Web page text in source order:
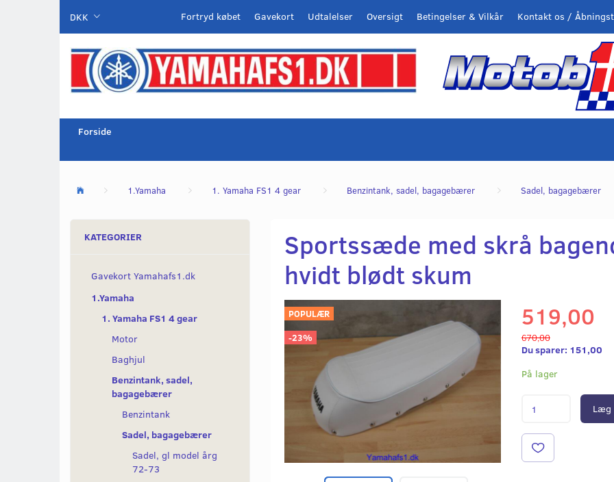
DKK Kontakt os /
Betingelser & Vilkår
Oversigt
Udtalelser
Gavekort
Fortryd købet
Forside
1.Yamaha 1. Yamaha FS1 4 gear Benzintank, sadel, bagagebærer Sadel, bagagebærer
KATEGORIER
Gavekort Yamahafs1.dk
1.Yamaha
1. Yamaha FS1 4 gear
Motor
Baghjul
Benzintank, sadel,
bagagebærer
Benzintank
Sadel, bagagebærer
Sadel, gl model årg
72-73
Sportssæde med skrå
hvidt blødt skum
POPULÆR
-23%
519,00
670,00
Du sparer: 151,00
På lager
Læg